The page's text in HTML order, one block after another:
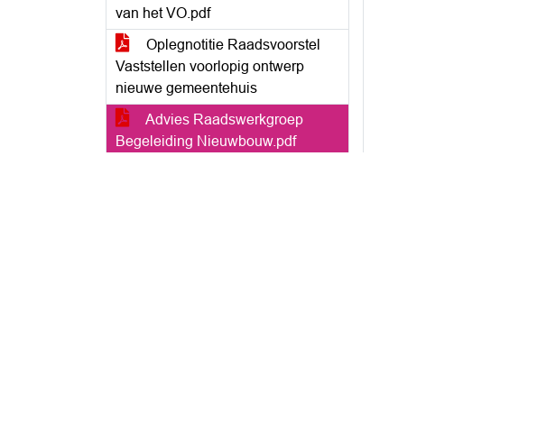
van het VO.pdf
Oplegnotitie Raadsvoorstel
Vaststellen voorlopig ontwerp
nieuwe gemeentehuis
Advies Raadswerkgroep
Begeleiding Nieuwbouw.pdf